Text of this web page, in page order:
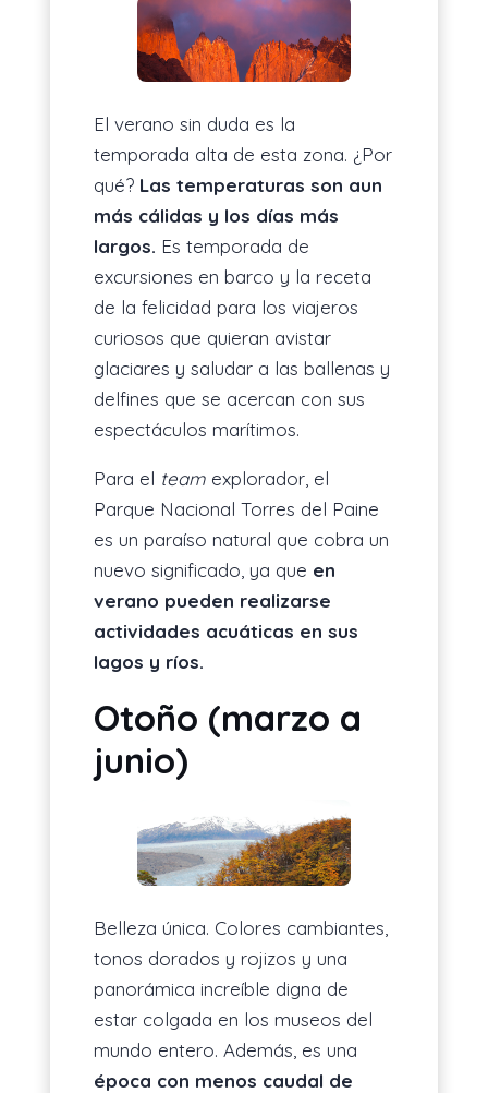
El verano sin duda es la
temporada alta de esta zona. ¿Por
qué? Las temperaturas son aun
más cálidas y los días más
largos. Es temporada de
excursiones en barco y la receta
de la felicidad para los viajeros
curiosos que quieran avistar
glaciares y saludar a las ballenas y
delfines que se acercan con sus
espectáculos marítimos.
Para el teamexplorador, el
Parque Nacional Torres del Paine
es un paraíso natural que cobra un
nuevo significado, ya que en
verano pueden realizarse
actividades acuáticas en sus
lagos y ríos.
Otoño (marzo a
junio)
Belleza única. Colores cambiantes,
tonos dorados y rojizos y una
panorámica increíble digna de
estar colgada en los museos del
mundo entero. Además, es una
época con menos caudal de